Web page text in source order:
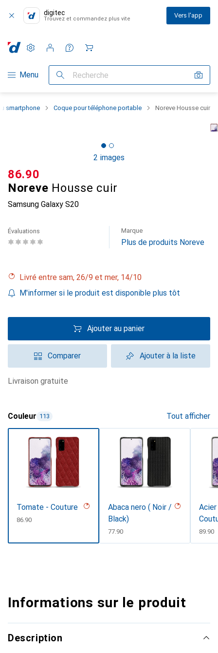
digitec
Trouvez et commandez plus vite Vers l'app
Navigation par catégorie
Menu Recherche
Paramètres
Compte client
Listes de comparaison
Listes d'envies
Panier
smartphone Coque pour téléphone portable Noreve Housse cuir
2 images
Noreve Housse cuir
Samsung Galaxy S20
CHF
86.90
Évaluations Marque
Plus de produits Noreve
Livré entre sam, 26/9 et mer, 14/10
M'informer si le produit est disponible plus tôt
Ajouter au panier
Comparer Ajouter à la liste
livraison gratuite
Couleur 113 Tout afficher
Tomate - Couture
CHF
86.90
Abaca nero ( Noir /
Black)
CHF
77.90 CHF
89.90
Informations sur le produit
Description